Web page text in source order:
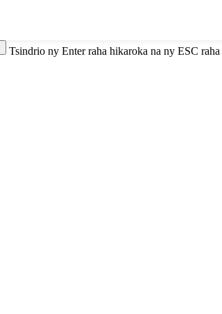
Tsindrio ny Enter raha hikaroka na ny ESC raha